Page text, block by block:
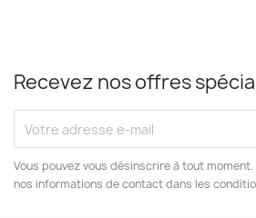
Recevez nos offres
Vous pouvez vous désinscrire à tout
nos informations de contact dans les